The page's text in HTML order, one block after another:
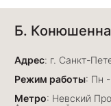
Б.
Адрес: г. Санкт-
Режим работы: Пн
Метро: Невский